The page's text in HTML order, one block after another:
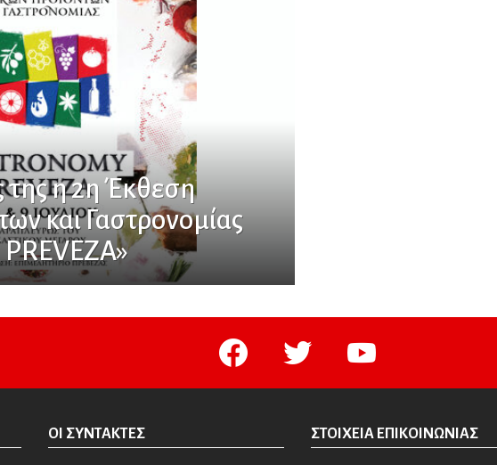
της η 2η Έκθεση
και Γαστρονομίας
facebook twitter youtube
ΟΙ ΣΥΝΤΆΚΤΕΣ ΣΤΟΙΧΕΊΑ ΕΠΙΚΟΙΝΩΝΊΑΣ